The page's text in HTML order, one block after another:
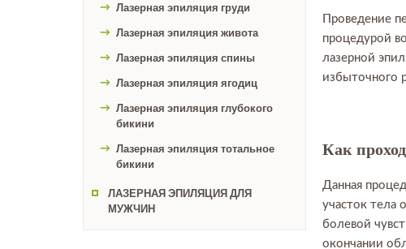
Лазерная эпиляция груди
Лазерная эпиляция живота
Лазерная эпиляция спины
Лазерная эпиляция ягодиц
Лазерная эпиляция глубокого
бикини
Лазерная эпиляция тотальное
бикини
ЛАЗЕРНАЯ ЭПИЛЯЦИЯ ДЛЯ
МУЖЧИН
Проведение
процедурой
лазерной
избыточного
Как
Данная
участок тела
болевой
окончании